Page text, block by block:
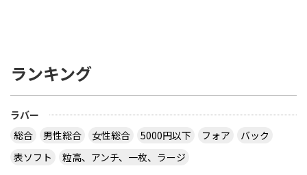
ランキング
ラバー
総合
男性総合 女性総合 5000円以下 フォア
バック
表ソフト
粒高、アンチ、一枚、ラージ